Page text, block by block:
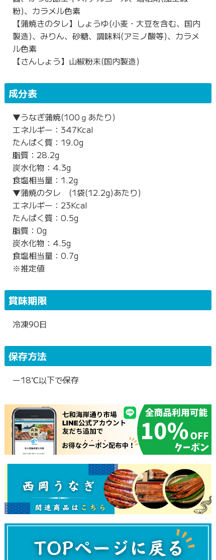
粉)、カラメル色素
【蒲焼きのタレ】しょうゆ(小麦・大豆を含む、国内
製造)、みりん、砂糖、調味料(アミノ酸等)、カラメ
ル色素
【さんしょう】山椒粉末(国内製造)
成分表
▼うなぎ蒲焼(100ｇあたり)
エネルギー：347Kcal
たんぱく質：19.0g
脂質：28.2g
炭水化物：4.3g
食塩相当量：1.2g
▼蒲焼のタレ (1袋(12.2g)あたり)
エネルギー：23Kcal
たんぱく質：0.5g
脂質：0g
炭水化物：4.5g
食塩相当量：0.7g
※推定値
賞味期限
冷凍90日
保存方法
ー18℃以下で保存